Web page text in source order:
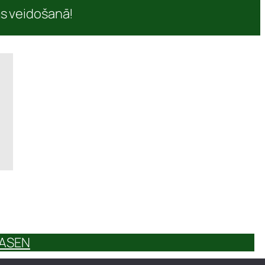
veidošanā!
EN